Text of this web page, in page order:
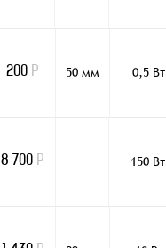
200 Р 50 мм 0,5 Вт
8 700 Р 150 Вт